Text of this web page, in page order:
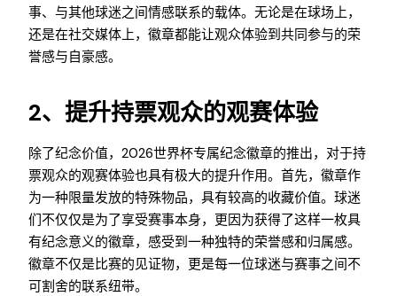
事、与其他球迷之间情感联系的载体。无论是在球场上，
还是在社交媒体上，徽章都能让观众体验到共同参与的荣
誉感与自豪感。
2、提升持票观众的观赛体验
除了纪念价值，2026世界杯专属纪念徽章的推出，对于持
票观众的观赛体验也具有极大的提升作用。首先，徽章作
为一种限量发放的特殊物品，具有较高的收藏价值。球迷
们不仅仅是为了享受赛事本身，更因为获得了这样一枚具
有纪念意义的徽章，感受到一种独特的荣誉感和归属感。
徽章不仅是比赛的见证物，更是每一位球迷与赛事之间不
可割舍的联系纽带。